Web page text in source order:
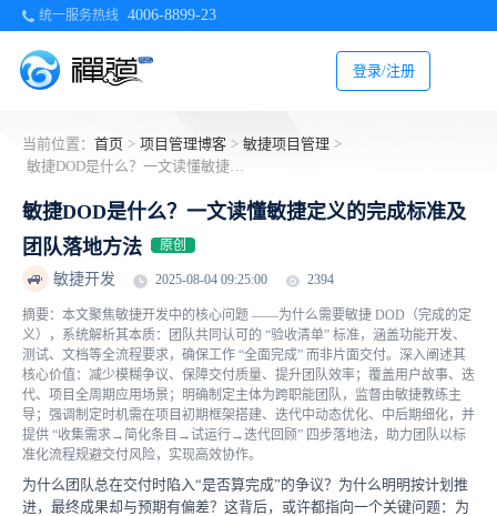
统一服务热线 4006-8899-23
登录/注册
当前位置： 首页 > 项目管理博客 > 敏捷项目管理 >
敏捷DOD是什么？一文读懂敏捷定义的完成标准及团队落地方法
敏捷DOD是什么？一文读懂敏捷定义的完成标准及
团队落地方法
原创
🚙 敏捷开发 2025-08-04 09:25:00 2394
摘要：本文聚焦敏捷开发中的核心问题 ——为什么需要敏捷 DOD（完成的定
义），系统解析其本质：团队共同认可的 “验收清单” 标准，涵盖功能开发、
测试、文档等全流程要求，确保工作 “全面完成” 而非片面交付。深入阐述其
核心价值：减少模糊争议、保障交付质量、提升团队效率；覆盖用户故事、迭
代、项目全周期应用场景；明确制定主体为跨职能团队，监督由敏捷教练主
导；强调制定时机需在项目初期框架搭建、迭代中动态优化、中后期细化，并
提供 “收集需求→简化条目→试运行→迭代回顾” 四步落地法，助力团队以标
准化流程规避交付风险，实现高效协作。
为什么团队总在交付时陷入“是否算完成”的争议？为什么明明按计划推
进，最终成果却与预期有偏差？这背后，或许都指向一个关键问题：为